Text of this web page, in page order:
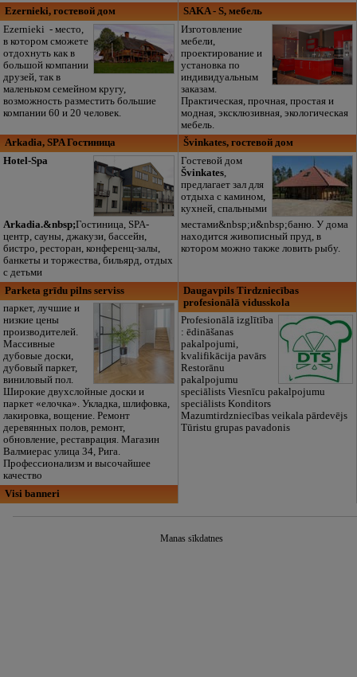
Ezernieki, гостевой дом
Ezernieki - место,
в котором сможете
отдохнуть как в
большой компании
друзей, так в
маленьком семейном кругу,
возможность разместить большие
компании 60 и 20 человек.
SAKA - S, мебель
Изготовление
мебели,
проектирование и
установка по
индивидуальным
заказам.
Практическая, прочная, простая и
модная, эксклюзивная, экологическая
мебель.
Arkadia, SPA Гостиница
Hotel-Spa
Arkadia.&nbsp;Гостиница, SPA-
центр, сауны, джакузи, бассейн,
бистро, ресторан, конференц-залы,
банкеты и торжества, бильярд, отдых
с детьми
Švinkates, гостевой дом
Гостевой дом
Švinkates,
предлагает зал для
отдыха с камином,
кухней, спальными
местами&nbsp;и&nbsp;баню. У дома
находится живописный пруд, в
котором можно также ловить рыбу.
Parketa grīdu pilns serviss
паркет, лучшие и
низкие цены
производителей.
Массивные
дубовые доски,
дубовый паркет,
виниловый пол.
Широкие двухслойные доски и
паркет «елочка». Укладка, шлифовка,
лакировка, вощение. Ремонт
деревянных полов, ремонт,
обновление, реставрация. Магазин
Валмиерас улица 34, Рига.
Профессионализм и высочайшее
качество
Daugavpils Tirdzniecības
profesionālā vidusskola
Profesionālā izglītība
: ēdināšanas
pakalpojumi,
kvalifikācija pavārs
Restorānu
pakalpojumu
speciālists Viesnīcu pakalpojumu
speciālists Konditors
Mazumtirdzniecības veikala pārdevējs
Tūristu grupas pavadonis
Visi banneri
Manas sīkdatnes